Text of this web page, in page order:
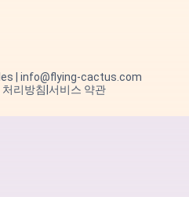
| info@flying-cactus.com
리방침 서비스 약관